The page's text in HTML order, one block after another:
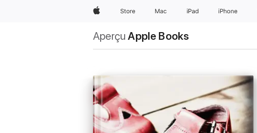
AppleStore Mac iPad iPhone
Aperçu Apple Books